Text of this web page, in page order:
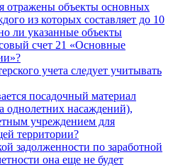
отражены объекты основных
из которых составляет до 10
ли указанные объекты
счет 21 «Основные
учета следует учитывать
посадочный материал
однолетних насаждений),
учреждением для
территории?
задолженности по заработной
она еще не будет